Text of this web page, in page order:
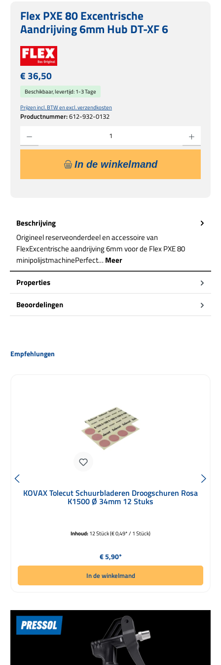
Flex PXE 80 Excentrische
Aandrijving 6mm Hub DT-XF 6
Normale prijs:
€ 36,50
Prijzen incl. BTW en excl. verzendkosten
Productnummer:612-932-0132
Beschikbaar, levertijd: 1-3 Tage
In de winkelmand
Beschrijving
Origineel reserveonderdeel en accessoire van
FlexExcentrische aandrijving 6mm voor de Flex PXE 80
minipolijstmachinePerfect… Meer
Properties
Beoordelingen
Productgalerij overslaan
Empfehlungen
KOVAX Tolecut Schuurbladeren Droogschuren Rosa
K1500 Ø 34mm 12 Stuks
Inhoud:12 Stück(€ 0,49* / 1 Stück)
Normale prijs:
€ 5,90*
In de winkelmand